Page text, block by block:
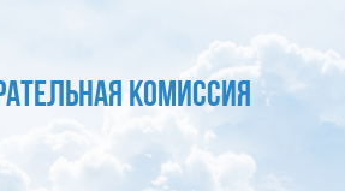
КОМИССИЯ